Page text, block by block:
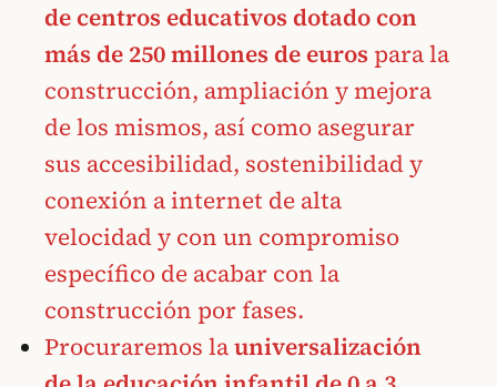
de centros educativos dotado con
más de 250 millones de euros para la
construcción, ampliación y mejora
de los mismos, así como asegurar
sus accesibilidad, sostenibilidad y
conexión a internet de alta
velocidad y con un compromiso
específico de acabar con la
construcción por fases.
Procuraremos launiversalización